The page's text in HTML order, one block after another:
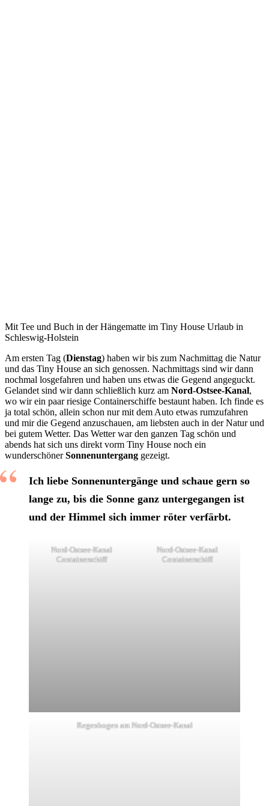
Mit Tee und Buch in der Hängematte im Tiny House Urlaub in
Schleswig-Holstein
Am ersten Tag (Dienstag) haben wir bis zum Nachmittag die Natur
und das Tiny House an sich genossen. Nachmittags sind wir dann
nochmal losgefahren und haben uns etwas die Gegend angeguckt.
Gelandet sind wir dann schließlich kurz am Nord-Ostsee-Kanal,
wo wir ein paar riesige Containerschiffe bestaunt haben. Ich finde es
ja total schön, allein schon nur mit dem Auto etwas rumzufahren
und mir die Gegend anzuschauen, am liebsten auch in der Natur und
bei gutem Wetter. Das Wetter war den ganzen Tag schön und
abends hat sich uns direkt vorm Tiny House noch ein
wunderschönerSonnenuntergang gezeigt.
Ich liebe Sonnenuntergänge und schaue gern so
lange zu, bis die Sonne ganz untergegangen ist
und der Himmel sich immer röter verfärbt.
Nord-Ostsee-Kanal
Containerschiff
Nord-Ostsee-Kanal
Containerschiff
Regenbogen am Nord-Ostsee-Kanal